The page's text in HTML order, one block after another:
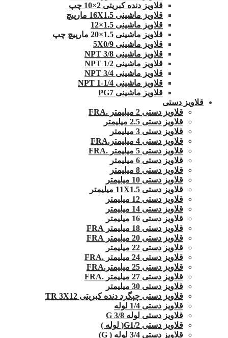
قلاویز دنده کبریتی 2×10 چپ
قلاویز ماشینی 16X1.5 مارپیچ
قلاویز ماشینی 1.5×12
قلاویز ماشینی 1.5×20 مارپیچ چپ
قلاویز ماشینی 5X0/9
قلاویز ماشینی 3/8 NPT
قلاویز ماشینی 1/2 NPT
قلاویز ماشینی 3/4 NPT
قلاویز ماشینی 1/4-1 NPT
قلاویز ماشینی PG7
قلاویز دستی
قلاویز دستی 2 میلیمتر .FRA
قلاویز دستی 2.5 میلیمتر
قلاویز دستی 3 میلیمتر
قلاویز دستی 4 میلیمتر.FRA
قلاویز دستی 5 میلیمتر .FRA
قلاویز دستی 6 میلیمتر
قلاویز دستی 8 میلیمتر
قلاویز دستی 10 میلیمتر
قلاویز دستی 11X1.5 میلیمتر
قلاویز دستی 12 میلیمتر
قلاویز دستی 14 میلیمتر
قلاویز دستی 16 میلیمتر
قلاویز دستی 18 میلیمتر FRA
قلاویز دستی 20 میلیمتر FRA
قلاویز دستی 22 میلیمتر
قلاویز دستی 24 میلیمتر .FRA
قلاویز دستی 25 میلیمتر.FRA
قلاویز دستی 27 میلیمتر .FRA
قلاویز دستی 30 میلیمتر
قلاویز دستی چپگرد دنده کبریتی TR 3X12
قلاویز دستی 1/4 لوله
قلاویز دستی لوله G 3/8
قلاویز دستی G1/2( لوله )
قلاویز دستی 3/4 لوله ( G)